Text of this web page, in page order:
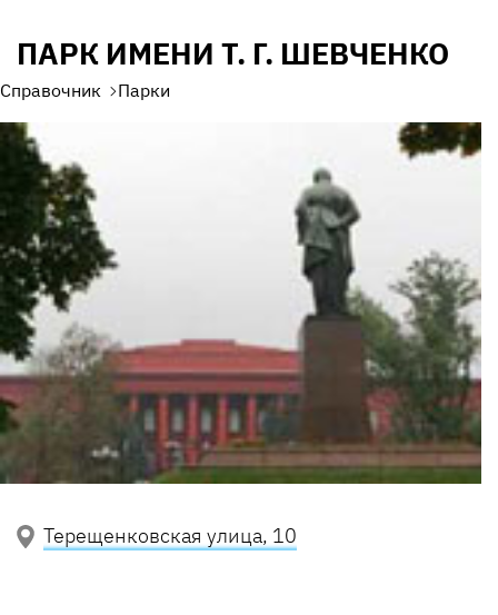
ПАРК ИМЕНИ Т. Г. ШЕВЧЕНКО
Справочник Парки
Терещенковская улица, 10